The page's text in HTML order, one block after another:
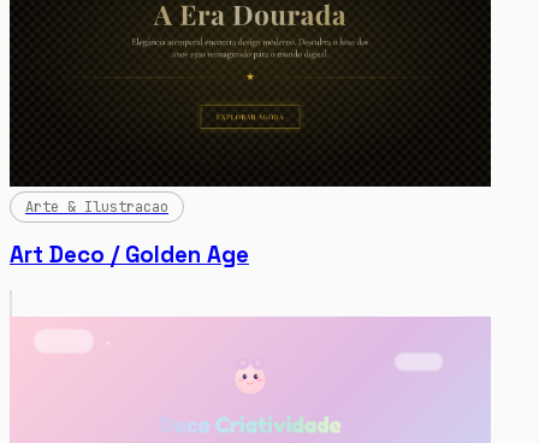
Arte & Ilustracao
Art Deco / Golden Age